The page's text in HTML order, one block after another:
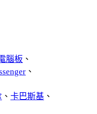
腦板 、
、
、 卡巴斯基 、